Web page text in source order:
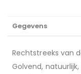
Gegevens
Rechtstreeks van
Golvend,